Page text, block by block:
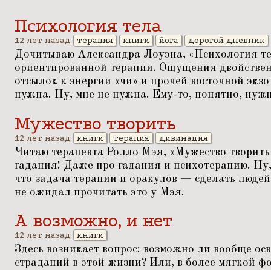
Психология тела
12 лет назад терапия книги йога дорогой дневник
Дочитываю Александра Лоуэна, «Психология
ориентированной терапии. Ощущения
отсылок к энергии «чи» и прочей восточной
нужна. Ну, мне не нужна. Ему-то, понятно,
Мужество творить
12 лет назад книги терапия дивинация
Читаю терапевта Ролло Мэя, « Мужество
гадания! Даже про гадания и психотерапию. Ну,
что задача терапии и оракулов — сделать
не ожидал прочитать это у Мэя.
A возможно, и нет
12 лет назад книги
Здесь возникает вопрос: возможно ли вообще
страданий в этой жизни? Или, в более мягкой